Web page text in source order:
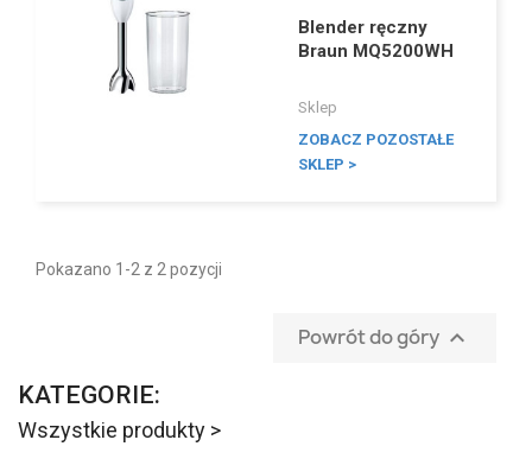
Blender ręczny
Braun MQ5200WH
Sklep
ZOBACZ POZOSTAŁE
SKLEP >
Pokazano 1-2 z 2 pozycji
Powrót do góry 
KATEGORIE:
Wszystkie produkty >